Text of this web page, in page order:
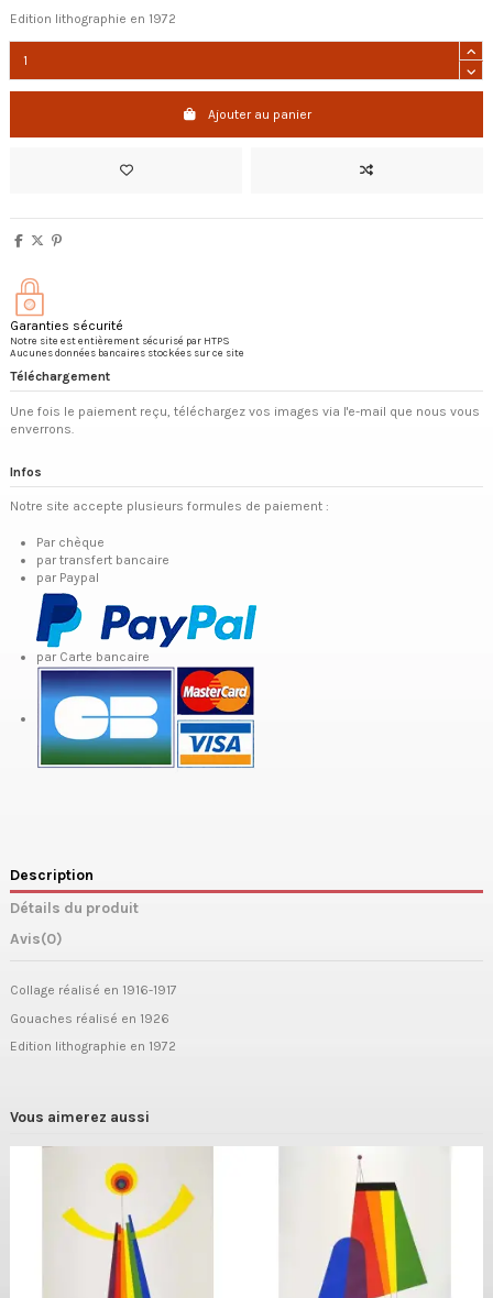
Edition lithographie en 1972
Ajouter au panier
Garanties sécurité
Notre site est entièrement sécurisé par HTPS
Aucunes données bancaires stockées sur ce site
Téléchargement
Une fois le paiement reçu, téléchargez vos images via l'e-mail que nous vous
enverrons.
Infos
Notre site accepte plusieurs formules de paiement :
Par chèque
par transfert bancaire
par Paypal
par Carte bancaire
Description
Détails du produit
Avis(0)
Collage réalisé en 1916-1917
Gouaches réalisé en 1926
Edition lithographie en 1972
Vous aimerez aussi